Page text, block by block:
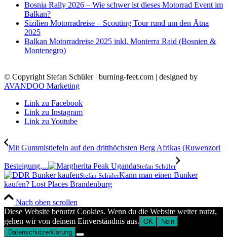
Bosnia Rally 2026 – Wie schwer ist dieses Motorrad Event im
Balkan?
Sizilien Motorradreise – Scouting Tour rund um den Ätna
2025
Balkan Motorradreise 2025 inkl. Monterra Raid (Bosnien &
Montenegro)
© Copyright Stefan Schüler | burning-feet.com | designed by
AVANDOO Marketing
Link zu Facebook
Link zu Instagram
Link zu Youtube
Mit Gummistiefeln auf den dritthöchsten Berg Afrikas (Ruwenzori
Besteigung,...
Stefan Schüler
Stefan SchülerKann man einen Bunker
kaufen? Lost Places Brandenburg
Nach oben scrollen
Diese Website benutzt Cookies. Wenn du die Website weiter nutzt,
gehen wir von deinem Einverständnis aus. OK
Nein
Datenschutzerklärung